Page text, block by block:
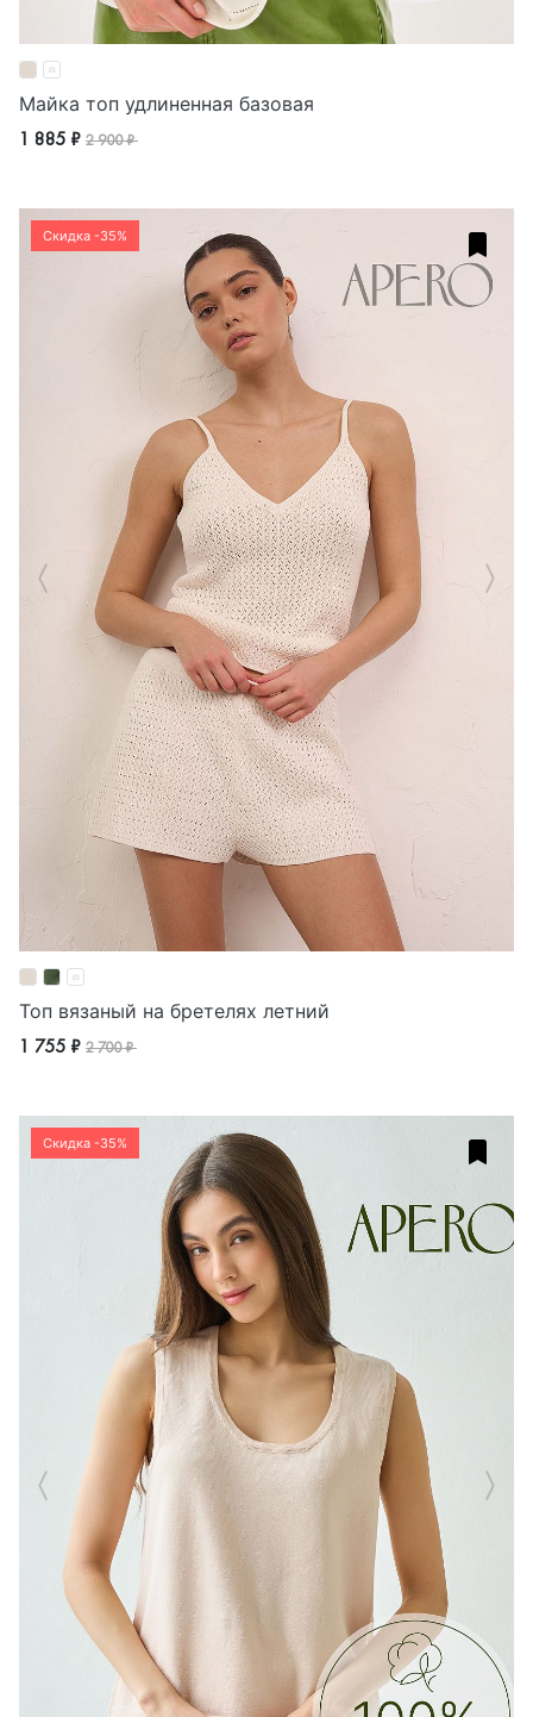
Майка топ удлиненная базовая
1 885 ₽ 2 900 ₽
Скидка -35%
Топ вязаный на бретелях летний
1 755 ₽ 2 700 ₽
Скидка -35%